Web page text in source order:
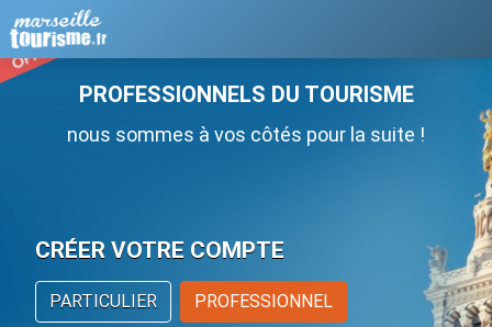
PROFESSIONNELS DU TOURISME
nous sommes à vos côtés pour la suite !
CRÉER VOTRE COMPTE
PARTICULIER PROFESSIONNEL